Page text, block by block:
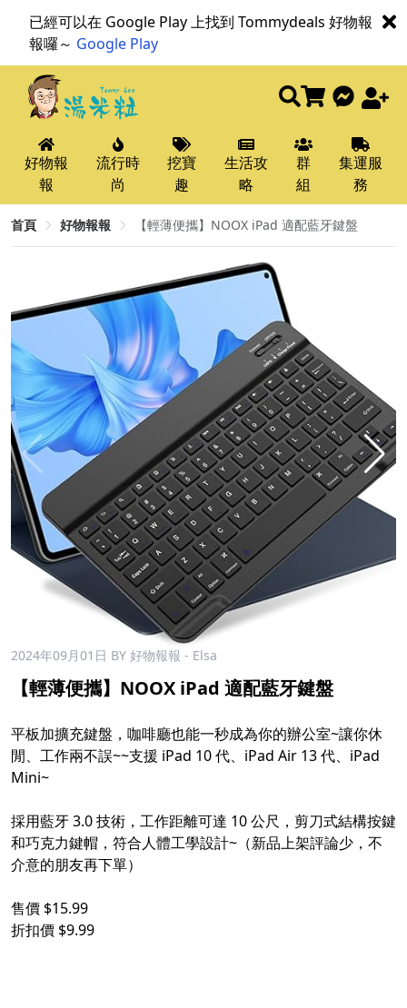
已經可以在 Google Play 上找到 Tommydeals 好物報
報囉～ Google Play
好物報
報
流行時
尚
挖寶
趣
生活攻
略
群
組
集運服
務
首頁 好物報報 【輕薄便攜】NOOX iPad 適配藍牙鍵盤
2024年09月01日 BY 好物報報 - Elsa
【輕薄便攜】NOOX iPad 適配藍牙鍵盤
平板加擴充鍵盤，咖啡廳也能一秒成為你的辦公室~讓你休
閒、工作兩不誤~~支援 iPad 10 代、iPad Air 13 代、iPad
Mini~
採用藍牙 3.0 技術，工作距離可達 10 公尺，剪刀式結構按鍵
和巧克力鍵帽，符合人體工學設計~（新品上架評論少，不
介意的朋友再下單）
售價 $15.99
折扣價 $9.99